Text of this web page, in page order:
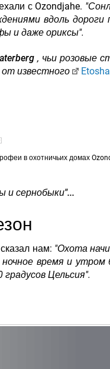
с Ozondjahe.
вдоль дороги
и даже ориксы".
, чьи розовые
от известного
в охотничьих домах
и сернобыки"...
нам: "Охота
время и
Цельсия".